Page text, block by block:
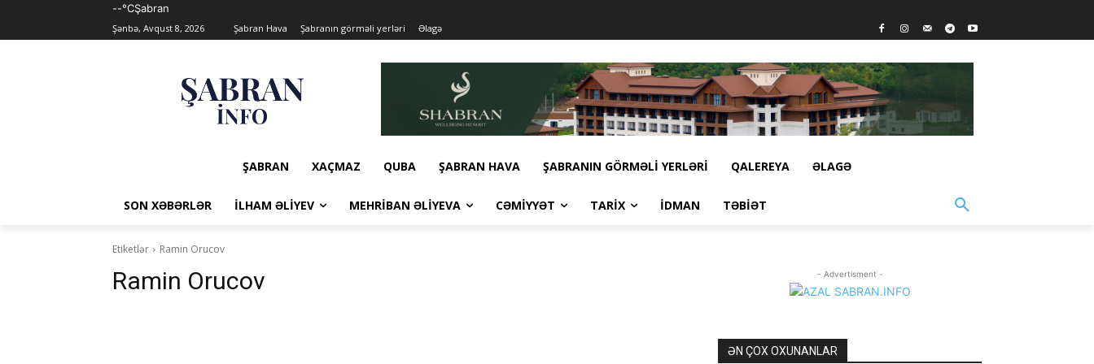
--°CŞabran
Şənbə, Avqust 8, 2026 Şabran Hava Şabranın görməli yerləri Əlagə
ŞABRAN XAÇMAZ QUBA ŞABRAN HAVA ŞABRANIN GÖRMƏLI YERLƏRI QALEREYA ƏLAGƏ
SON XƏBƏRLƏR İLHAM ƏLIYEV MEHRIBAN ƏLIYEVA CƏMIYYƏT TARIX İDMAN TƏBIƏT
Etiketlər Ramin Orucov
Ramin Orucov - Advertisment -
ƏN ÇOX OXUNANLAR